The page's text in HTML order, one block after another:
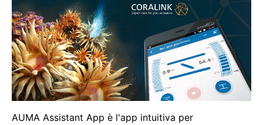
AUMA Assistant App è l'app intuitiva per